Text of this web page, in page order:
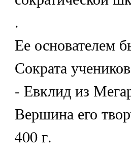
.
Ее основателем
Сократа
- Евклид из
Вершина его
400 г.